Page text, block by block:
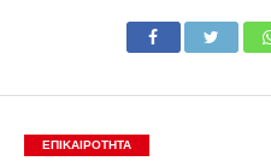
ΕΠΙΚΑΙΡΟΤΗΤΑ